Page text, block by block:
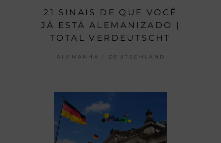
21 SINAIS DE QUE VOCÊ
JÁ ESTÁ ALEMANIZADO |
TOTAL VERDEUTSCHT
ALEMANHA | DEUTSCHLAND